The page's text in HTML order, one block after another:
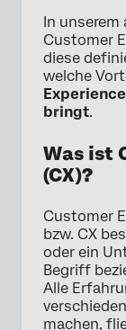
In
Customer
diese
welche
bringt.
Was ist
(CX)?
Customer
bzw. CX
oder ein
Begriff
Alle
machen,